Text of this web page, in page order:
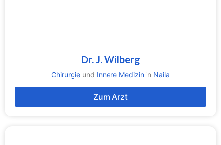
Dr. J. Wilberg
Chirurgie und Innere Medizin in Naila
Zum Arzt